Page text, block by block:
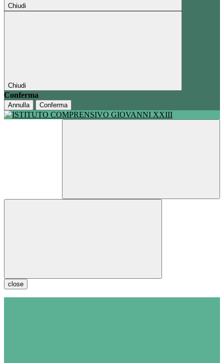
Chiudi
Chiudi
Conferma
Annulla Conferma
close